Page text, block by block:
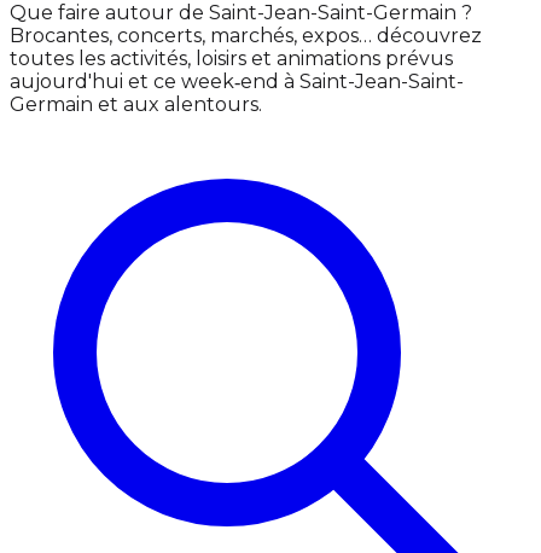
Que faire autour de Saint-Jean-Saint-Germain ?
Brocantes, concerts, marchés, expos… découvrez
toutes les activités, loisirs et animations prévus
aujourd'hui et ce week‑end à Saint-Jean-Saint-
Germain et aux alentours.